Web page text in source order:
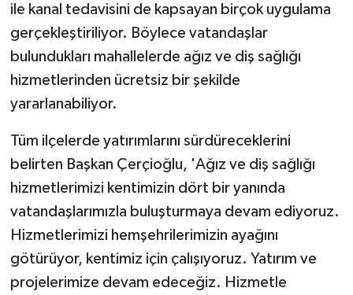
ile kanal tedavisini de kapsayan birçok uygulama
gerçekleştiriliyor. Böylece vatandaşlar
bulundukları mahallelerde ağız ve diş sağlığı
hizmetlerinden ücretsiz bir şekilde
yararlanabiliyor.
Tüm ilçelerde yatırımlarını sürdüreceklerini
belirten Başkan Çerçioğlu, 'Ağız ve diş sağlığı
hizmetlerimizi kentimizin dört bir yanında
vatandaşlarımızla buluşturmaya devam ediyoruz.
Hizmetlerimizi hemşehrilerimizin ayağını
götürüyor, kentimiz için çalışıyoruz. Yatırım ve
projelerimize devam edeceğiz. Hizmetle